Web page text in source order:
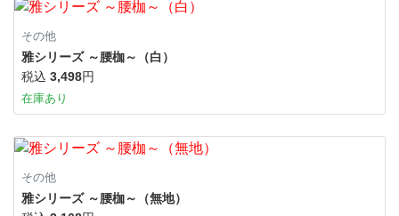
その他
雅シリーズ ～腰枷～（白）
税込 3,498円
在庫あり
その他
雅シリーズ ～腰枷～（無地）